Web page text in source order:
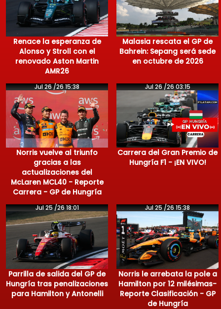
Renace la esperanza de
Alonso y Stroll con el
renovado Aston Martin
AMR26
Malasia rescata el GP de
Bahrein: Sepang será sede
en octubre de 2026
Jul 26 /26 15:38
Norris vuelve al triunfo
gracias a las
actualizaciones del
McLaren MCL40 - Reporte
Carrera - GP de Hungría
Jul 26 /26 03:15
Carrera del Gran Premio de
Hungría F1 - ¡EN VIVO!
Jul 25 /26 18:01
Parrilla de salida del GP de
Hungría tras penalizaciones
para Hamilton y Antonelli
Jul 25 /26 15:38
Norris le arrebata la pole a
Hamilton por 12 milésimas-
Reporte Clasificación - GP
de Hungría